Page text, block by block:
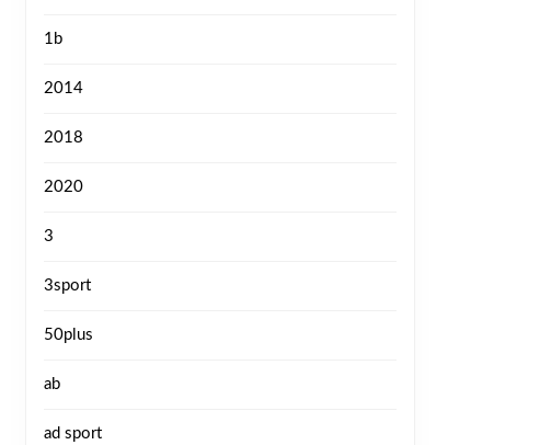
1b
2014
2018
2020
3
3sport
50plus
ab
ad sport